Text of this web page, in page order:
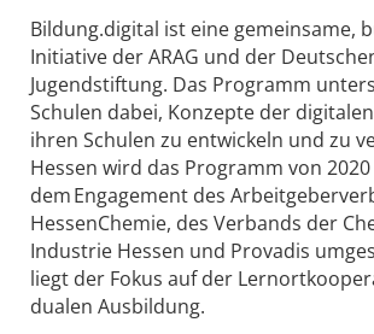
Bildung.digital ist eine gemeinsame,
Initiative der ARAG und der
Jugendstiftung. Das Programm
Schulen dabei, Konzepte der
ihren Schulen zu entwickeln und zu
Hessen wird das Programm von
dem Engagement des
HessenChemie, des Verbands der
Industrie Hessen und Provadis
liegt der Fokus auf der
dualen Ausbildung.